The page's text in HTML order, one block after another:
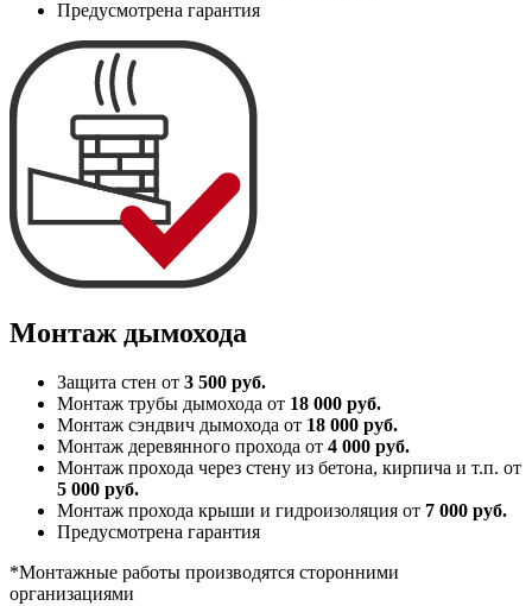
Предусмотрена гарантия
Монтаж дымохода
Защита стен от 3 500 руб.
Монтаж трубы дымохода от 18 000 руб.
Монтаж сэндвич дымохода от 18 000 руб.
Монтаж деревянного прохода от 4 000 руб.
Монтаж прохода через стену из бетона, кирпича и т.п. от
5 000 руб.
Монтаж прохода крыши и гидроизоляция от 7 000 руб.
Предусмотрена гарантия
*Монтажные работы производятся сторонними
организациями